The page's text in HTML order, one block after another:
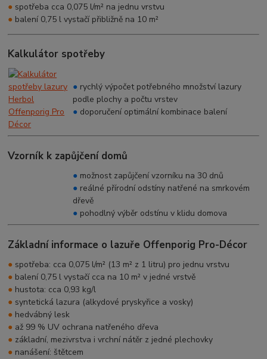
● spotřeba cca 0,075 l/m² na jednu vrstvu
● balení 0,75 l vystačí přibližně na 10 m²
Kalkulátor spotřeby
● rychlý výpočet potřebného množství lazury
podle plochy a počtu vrstev
● doporučení optimální kombinace balení
Vzorník k zapůjčení domů
● možnost zapůjčení vzorníku na 30 dnů
● reálné přírodní odstíny natřené na smrkovém
dřevě
● pohodlný výběr odstínu v klidu domova
Základní informace o lazuře Offenporig Pro-Décor
● spotřeba: cca 0,075 l/m² (13 m² z 1 litru) pro jednu vrstvu
● balení 0,75 l vystačí cca na 10 m² v jedné vrstvě
● hustota: cca 0,93 kg/l
● syntetická lazura (alkydové pryskyřice a vosky)
● hedvábný lesk
● až 99 % UV ochrana natřeného dřeva
● základní, mezivrstva i vrchní nátěr z jedné plechovky
● nanášení: štětcem